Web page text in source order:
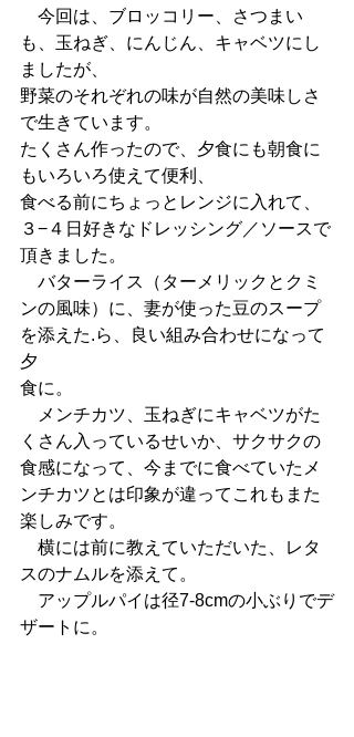
今回は、ブロッコリー、さつまい
も、玉ねぎ、にんじん、キャベツにし
ましたが、
野菜のそれぞれの味が自然の美味しさ
で生きています。
たくさん作ったので、夕食にも朝食に
もいろいろ使えて便利、
食べる前にちょっとレンジに入れて、
３−４日好きなドレッシング／ソースで
頂きました。
バターライス（ターメリックとクミ
ンの風味）に、妻が使った豆のスープ
を添えた.ら、良い組み合わせになって
夕
食に。
メンチカツ、玉ねぎにキャベツがた
くさん入っているせいか、サクサクの
食感になって、今までに食べていたメ
ンチカツとは印象が違ってこれもまた
楽しみです。
横には前に教えていただいた、レタ
スのナムルを添えて。
アップルパイは径7-8cmの小ぶりでデ
ザートに。